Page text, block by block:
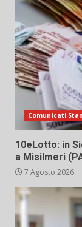
Comunicati
10eLotto: in
a Misilmeri
7 Agosto 2026